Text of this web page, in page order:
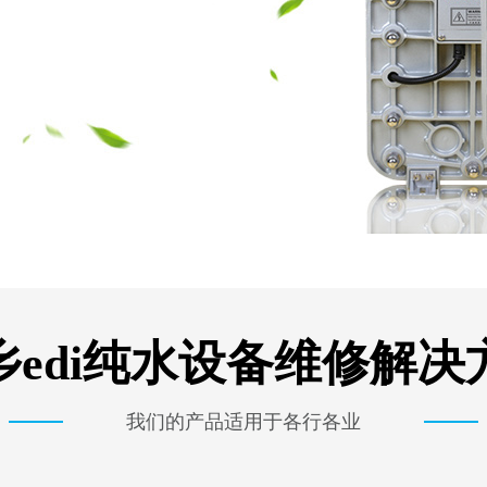
edi纯水设备维修解决
我们的产品适用于各行各业